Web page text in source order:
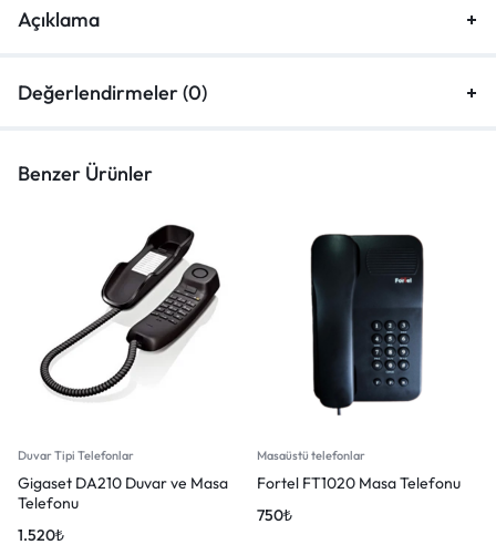
Açıklama
Değerlendirmeler (0)
Benzer Ürünler
Duvar Tipi Telefonlar
Gigaset DA210 Duvar ve Masa
Telefonu
1.520₺
Masaüstü telefonlar
Fortel FT1020 Masa Telefonu
750₺